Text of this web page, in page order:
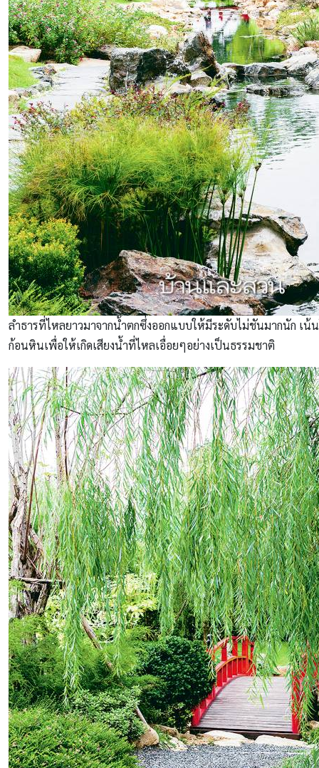
ลำธารที่ไหลยาวมาจากน้ำตกซึ่งออกแบบให้มีระดับไม่ชันมากนัก เน้
ก้อนหินเพื่อให้เกิดเสียงน้ำที่ไหลเอื่อยๆอย่างเป็นธรรมชาติ